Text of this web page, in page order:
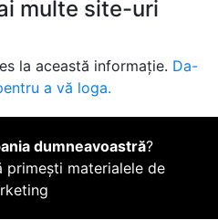
multe site-uri
la această informație. Da-
a vă loga.
dumneavoastră?
primești materialele de